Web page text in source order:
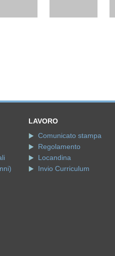
LAVORO
Comunicato stampa
Regolamento
Locandina
Invio Curriculum